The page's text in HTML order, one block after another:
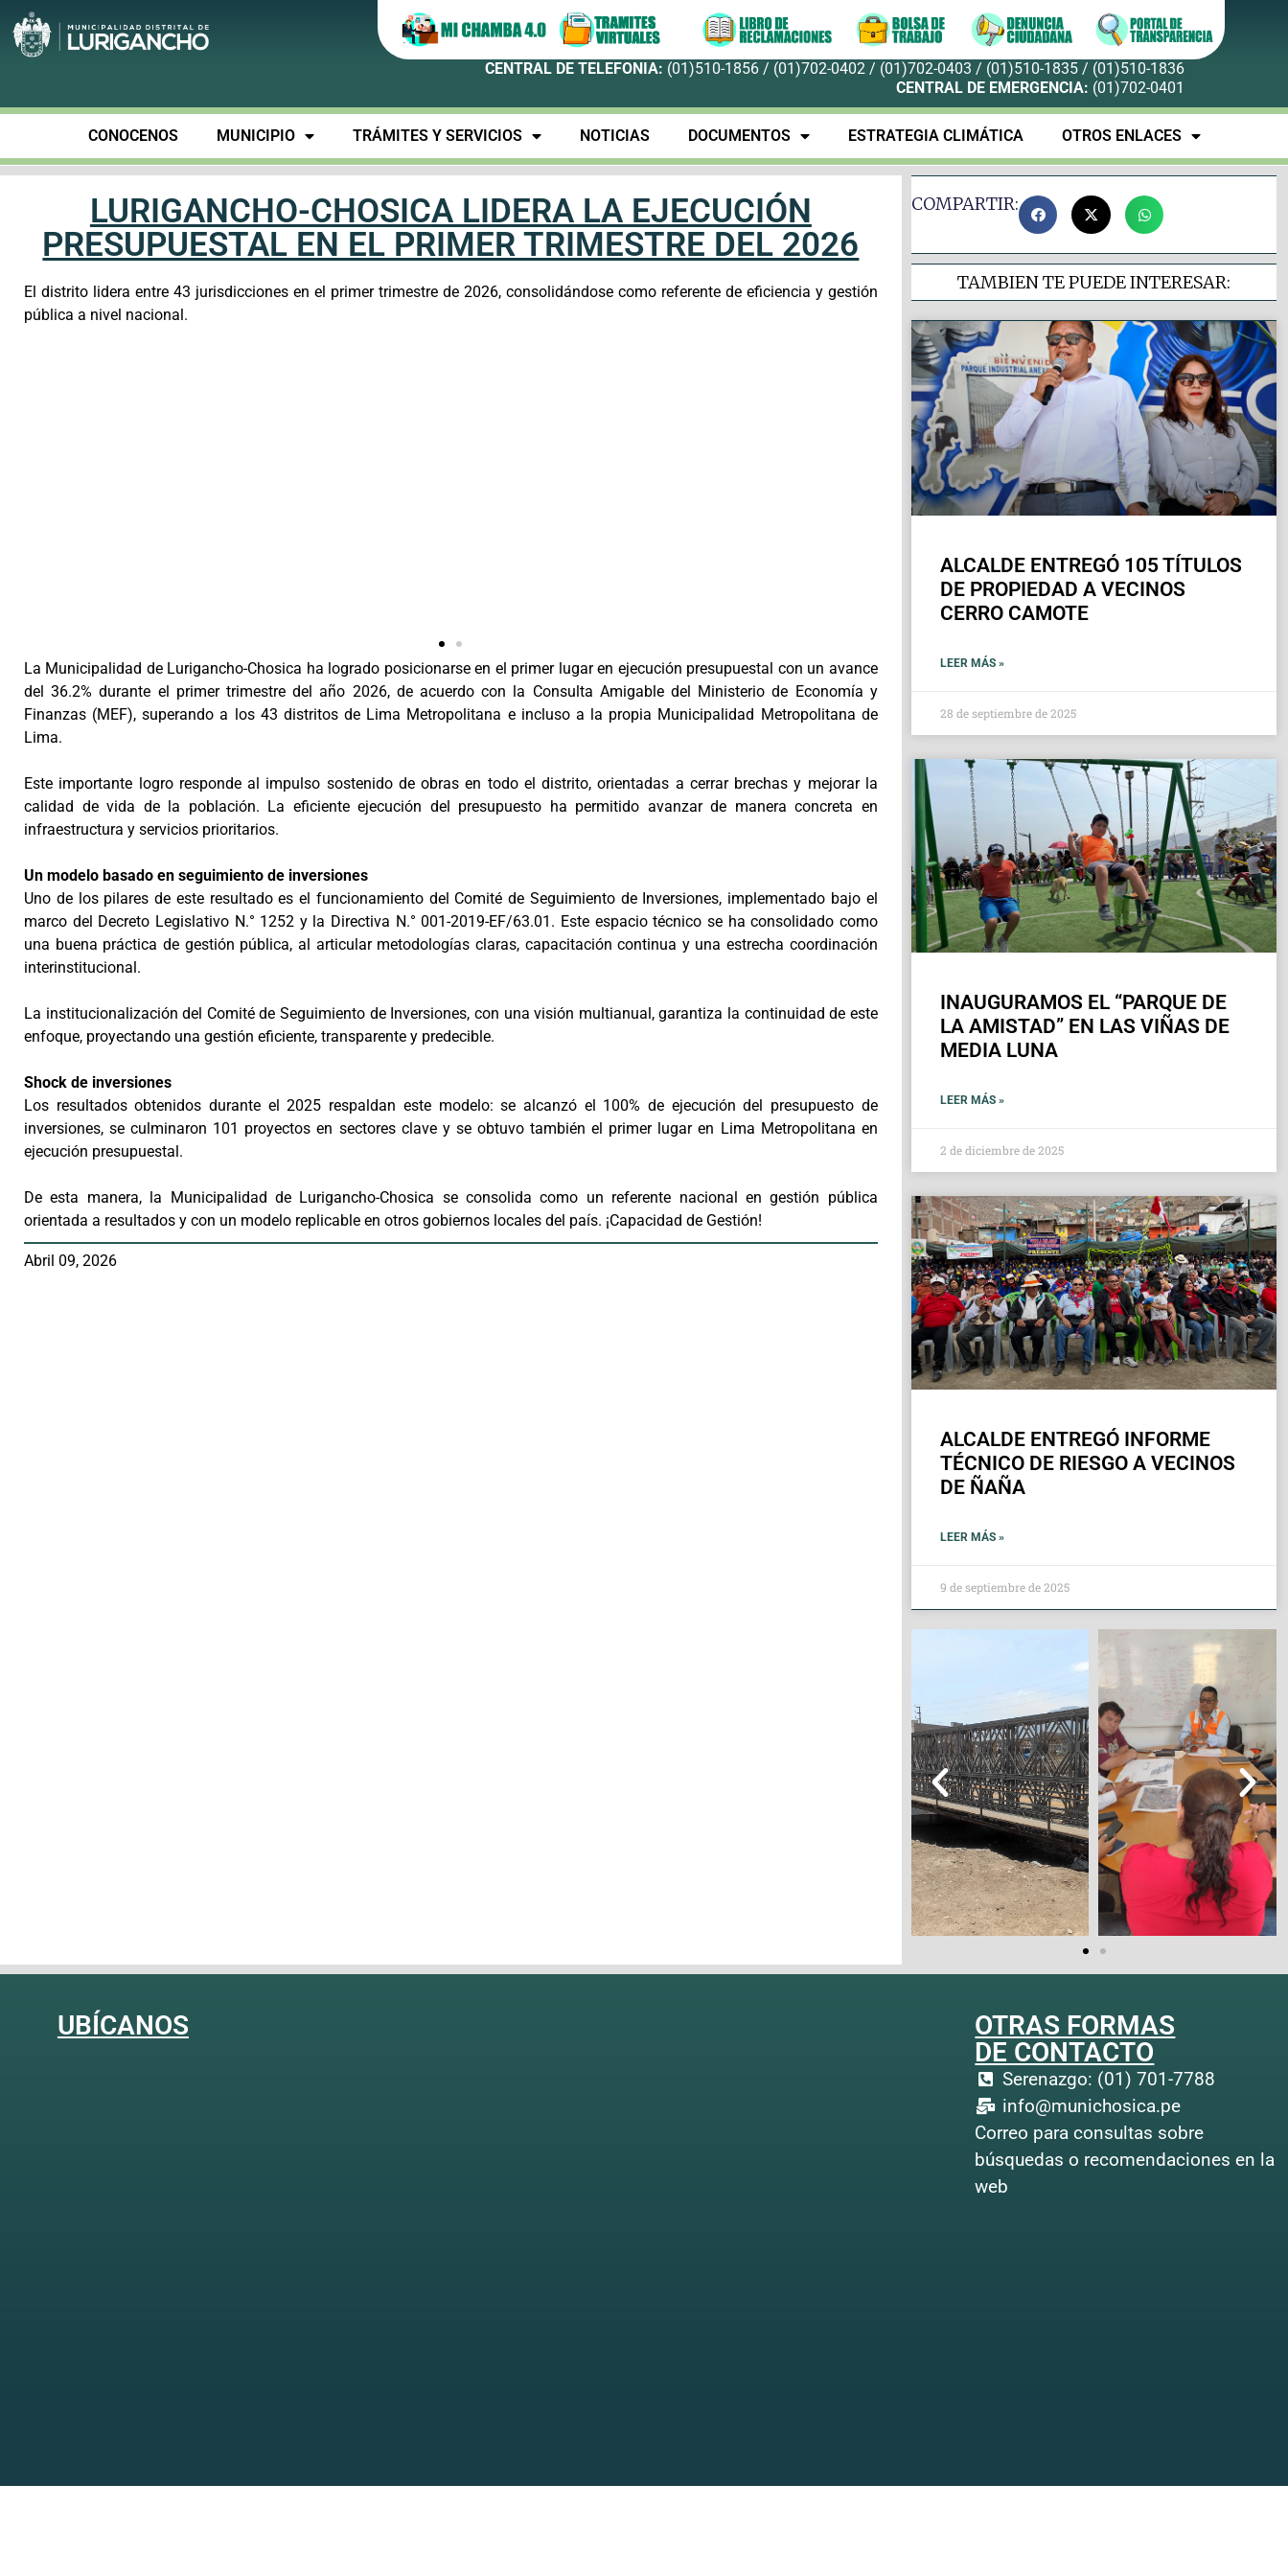
CENTRAL DE TELEFONIA: (01)510-1856 / (01)702-0402 / (01)702-0403 / (01)510-1835 / (01)510-1836
CENTRAL DE EMERGENCIA: (01)702-0401
CONOCENOS MUNICIPIO TRÁMITES Y SERVICIOS NOTICIAS DOCUMENTOS ESTRATEGIA CLIMÁTICA OTROS ENLACES
LURIGANCHO-CHOSICA LIDERA LA EJECUCIÓN
PRESUPUESTAL EN EL PRIMER TRIMESTRE DEL 2026
El distrito lidera entre 43 jurisdicciones en el primer trimestre de 2026, consolidándose como referente de eficiencia y gestión
pública a nivel nacional.
La Municipalidad de Lurigancho-Chosica ha logrado posicionarse en el primer lugar en ejecución presupuestal con un avance
del 36.2% durante el primer trimestre del año 2026, de acuerdo con la Consulta Amigable del Ministerio de Economía y
Finanzas (MEF), superando a los 43 distritos de Lima Metropolitana e incluso a la propia Municipalidad Metropolitana de
Lima.
Este importante logro responde al impulso sostenido de obras en todo el distrito, orientadas a cerrar brechas y mejorar la
calidad de vida de la población. La eficiente ejecución del presupuesto ha permitido avanzar de manera concreta en
infraestructura y servicios prioritarios.
Un modelo basado en seguimiento de inversiones
Uno de los pilares de este resultado es el funcionamiento del Comité de Seguimiento de Inversiones, implementado bajo el
marco del Decreto Legislativo N.° 1252 y la Directiva N.° 001-2019-EF/63.01. Este espacio técnico se ha consolidado como
una buena práctica de gestión pública, al articular metodologías claras, capacitación continua y una estrecha coordinación
interinstitucional.
La institucionalización del Comité de Seguimiento de Inversiones, con una visión multianual, garantiza la continuidad de este
enfoque, proyectando una gestión eficiente, transparente y predecible.
Shock de inversiones
Los resultados obtenidos durante el 2025 respaldan este modelo: se alcanzó el 100% de ejecución del presupuesto de
inversiones, se culminaron 101 proyectos en sectores clave y se obtuvo también el primer lugar en Lima Metropolitana en
ejecución presupuestal.
De esta manera, la Municipalidad de Lurigancho-Chosica se consolida como un referente nacional en gestión pública
orientada a resultados y con un modelo replicable en otros gobiernos locales del país. ¡Capacidad de Gestión!
Abril 09, 2026
COMPARTIR:
TAMBIEN TE PUEDE INTERESAR:
ALCALDE ENTREGÓ 105 TÍTULOS
DE PROPIEDAD A VECINOS
CERRO CAMOTE
LEER MÁS »
28 de septiembre de 2025
INAUGURAMOS EL “PARQUE DE
LA AMISTAD” EN LAS VIÑAS DE
MEDIA LUNA
LEER MÁS »
2 de diciembre de 2025
ALCALDE ENTREGÓ INFORME
TÉCNICO DE RIESGO A VECINOS
DE ÑAÑA
LEER MÁS »
9 de septiembre de 2025
UBÍCANOS
OTRAS FORMAS
DE CONTACTO
Serenazgo: (01) 701-7788
info@munichosica.pe
Correo para consultas sobre
búsquedas o recomendaciones en la
web